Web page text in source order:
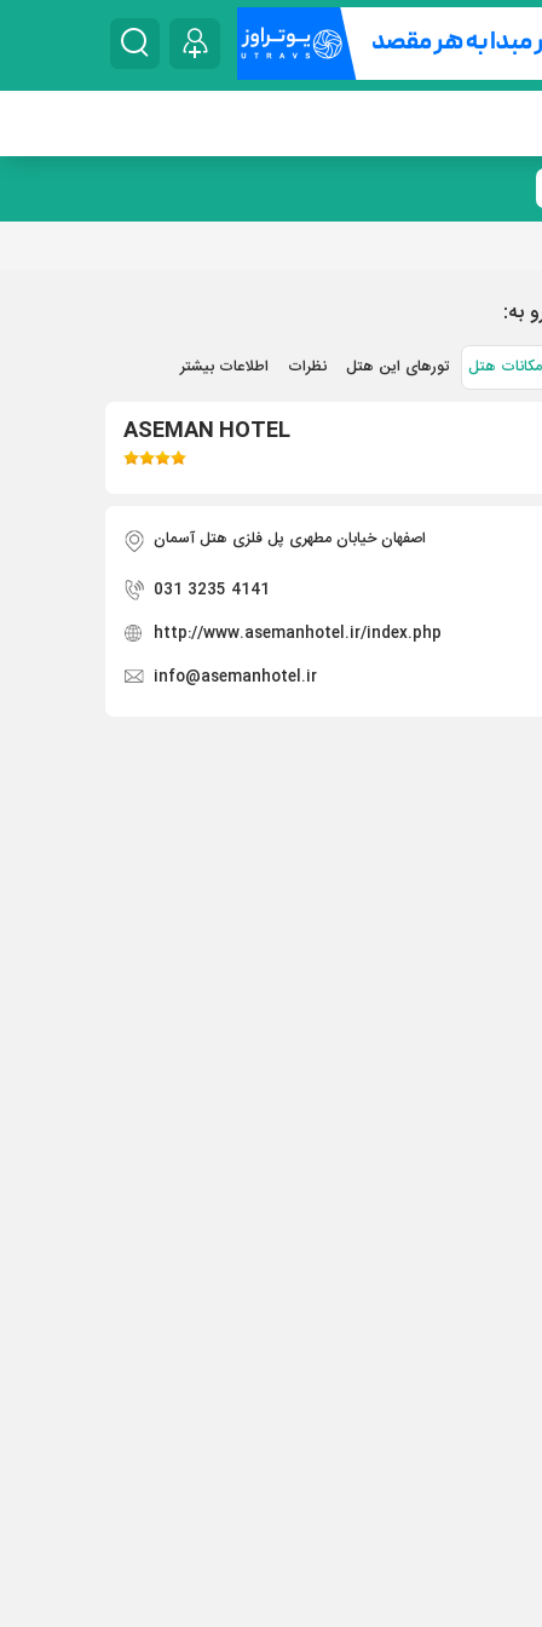
به:
هتل تورهای این هتل نظرات اطلاعات بیشتر
ASEMAN HOTEL
اصفهان خیابان مطهری پل فلزی هتل آسمان
031 3235 4141
http://www.asemanhotel.ir/index.php
info@asemanhotel.ir